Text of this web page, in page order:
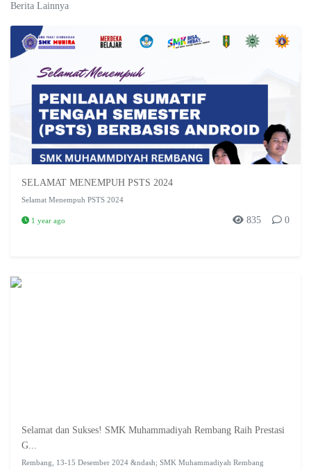
Berita Lainnya
SELAMAT MENEMPUH PSTS 2024
Selamat Menempuh PSTS 2024
1 year ago 0
835
Selamat dan Sukses! SMK Muhammadiyah Rembang Raih Prestasi
G...
Rembang, 13-15 Desember 2024 &ndash; SMK Muhammadiyah Rembang